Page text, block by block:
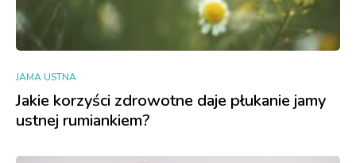
JAMA USTNA
Jakie korzyści zdrowotne daje płukanie jamy
ustnej rumiankiem?